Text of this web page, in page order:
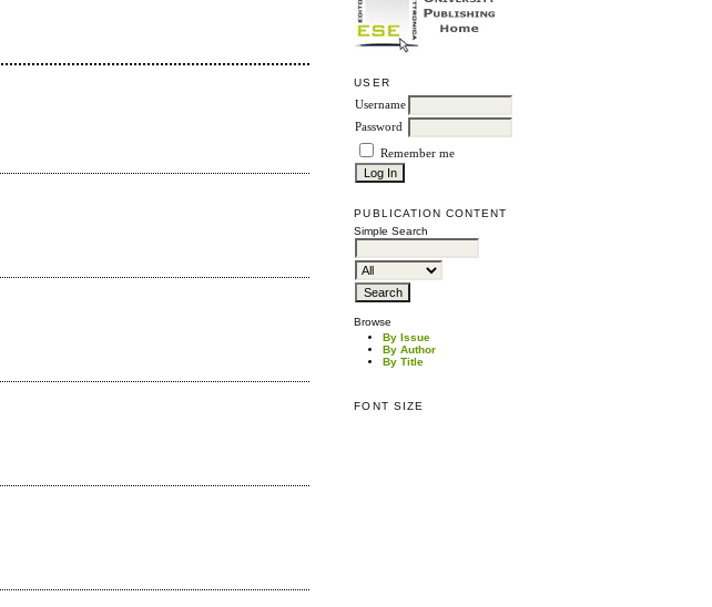
USER
Username
Password
Remember me
PUBLICATION CONTENT
Simple Search
Browse
By Issue
By Author
By Title
FONT SIZE